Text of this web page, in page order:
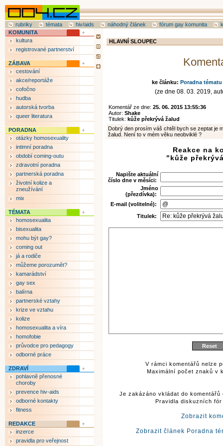
rubriky témata hiv/aids náhodný článek fórum gay komunita
HLAVNÍ SLOUPEC
ke článku: Poradna
(ze dne 08. 03. 2019,
Komentář ze dne: 25. 06. 2015 13:55:36
Autor: Shake
Titulek: kůže překrývá žalud
Dobrý den prosím váš chtěl bych se zeptat je
žalud. Není to v mém věku neobviklé ?
Reakce na
"kůže
Napište aktuální
číslo dne v měsíci:
Jméno
(přezdívka):
E-mail (volitelné):
Titulek:
V rámci komentářů nelze
Maximální počet znaků v
Je zakázáno vkládat do
Pravidla diskuzních
Zobrazit
Zobrazit článek Poradna
KOMUNITA
kultura
registrované partnerství
ZÁBAVA
cestování
akce/reportáže
cofočno
hudba
autorská tvorba
queer literatura
PORADNA
otázky homosexuality
intimní poradna
období coming-outu
zdravotní poradna
partnerská poradna
životní kolize a
zneužívání
mix
TÉMATA
homosexualita
bisexualita
mohu být gay?
coming out
já a rodiče
můžeme porozumět?
kamarádství
gay sex
balírna
partnerské vztahy
krize ve vztahu
kolize
homosexualita a víra
homofobie
průvodce pro pedagogy
odborné práce
ZDRAVÍ
pohlavně přenosné
choroby
prevence hiv-aids
odborné kontakty
fitness
REDAKCE
inzerce
pravidla pro veřejnost